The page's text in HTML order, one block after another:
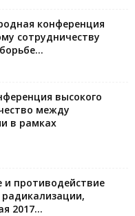
конференция
сотрудничеству
высокого
между
в рамках
противодействие
2017...